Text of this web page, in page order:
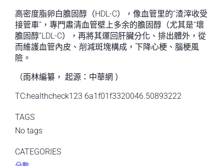
高密度脂卵白膽固醇（HDL-C），像血管里的“渣滓收受
接管車”，專門肅清血管壁上多余的膽固醇（尤其是“壞
膽固醇”LDL-C），再將其運回肝臟分化、排出體外，從
而維護血管內皮、削減斑塊構成，下降心梗、腦梗風
險。
（雨林編纂， 起源：中華網 ）
TC:healthcheck123 6a1f01f3320046.50893222
TAGS
No tags
CATEGORIES